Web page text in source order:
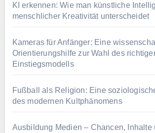
KI erkennen: Wie man künstliche
menschlicher Kreativität unterscheidet
Kameras für Anfänger: Eine
Orientierungshilfe zur Wahl des
Einstiegsmodells
Fußball als Religion: Eine
des modernen Kultphänomens
Ausbildung Medien – Chancen, Inhalte